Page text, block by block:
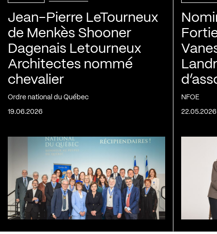
Jean-Pierre LeTourneux
de Menkès Shooner
Dagenais Letourneux
Architectes nommé
chevalier
Ordre national du Québec
19.06.2026
NFOE
22.05.2026